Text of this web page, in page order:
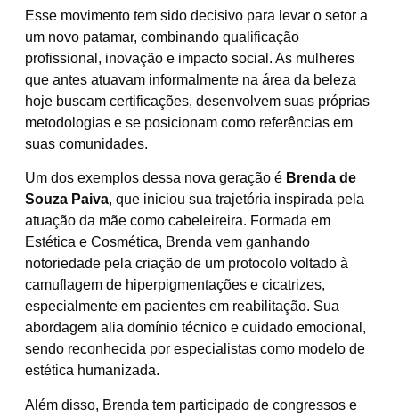
Esse movimento tem sido decisivo para levar o setor a
um novo patamar, combinando qualificação
profissional, inovação e impacto social. As mulheres
que antes atuavam informalmente na área da beleza
hoje buscam certificações, desenvolvem suas próprias
metodologias e se posicionam como referências em
suas comunidades.
Um dos exemplos dessa nova geração é Brenda de
Souza Paiva, que iniciou sua trajetória inspirada pela
atuação da mãe como cabeleireira. Formada em
Estética e Cosmética, Brenda vem ganhando
notoriedade pela criação de um protocolo voltado à
camuflagem de hiperpigmentações e cicatrizes,
especialmente em pacientes em reabilitação. Sua
abordagem alia domínio técnico e cuidado emocional,
sendo reconhecida por especialistas como modelo de
estética humanizada.
Além disso, Brenda tem participado de congressos e